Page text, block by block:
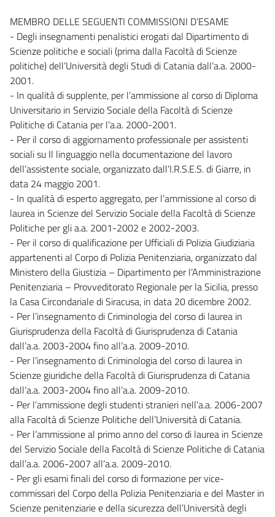
MEMBRO DELLE SEGUENTI COMMISSIONI D’ESAME
- Degli insegnamenti penalistici erogati dal Dipartimento di
Scienze politiche e sociali (prima dalla Facoltà di Scienze
politiche) dell’Università degli Studi di Catania dall’a.a. 2000-
2001.
- In qualità di supplente, per l’ammissione al corso di Diploma
Universitario in Servizio Sociale della Facoltà di Scienze
Politiche di Catania per l’a.a. 2000-2001.
- Per il corso di aggiornamento professionale per assistenti
sociali su Il linguaggio nella documentazione del lavoro
dell’assistente sociale, organizzato dall’I.R.S.E.S. di Giarre, in
data 24 maggio 2001.
- In qualità di esperto aggregato, per l’ammissione al corso di
laurea in Scienze del Servizio Sociale della Facoltà di Scienze
Politiche per gli a.a. 2001-2002 e 2002-2003.
- Per il corso di qualificazione per Ufficiali di Polizia Giudiziaria
appartenenti al Corpo di Polizia Penitenziaria, organizzato dal
Ministero della Giustizia – Dipartimento per l’Amministrazione
Penitenziaria – Provveditorato Regionale per la Sicilia, presso
la Casa Circondariale di Siracusa, in data 20 dicembre 2002.
- Per l’insegnamento di Criminologia del corso di laurea in
Giurisprudenza della Facoltà di Giurisprudenza di Catania
dall’a.a. 2003-2004 fino all’a.a. 2009-2010.
- Per l’insegnamento di Criminologia del corso di laurea in
Scienze giuridiche della Facoltà di Giurisprudenza di Catania
dall’a.a. 2003-2004 fino all’a.a. 2009-2010.
- Per l’ammissione degli studenti stranieri nell’a.a. 2006-2007
alla Facoltà di Scienze Politiche dell’Università di Catania.
- Per l’ammissione al primo anno del corso di laurea in Scienze
del Servizio Sociale della Facoltà di Scienze Politiche di Catania
dall’a.a. 2006-2007 all’a.a. 2009-2010.
- Per gli esami finali del corso di formazione per vice-
commissari del Corpo della Polizia Penitenziaria e del Master in
Scienze penitenziarie e della sicurezza dell’Università degli